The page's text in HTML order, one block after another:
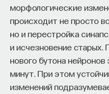
морфологические
происходит не просто
но и перестройка
и исчезновение
нового бутона
минут. При этом
изменений